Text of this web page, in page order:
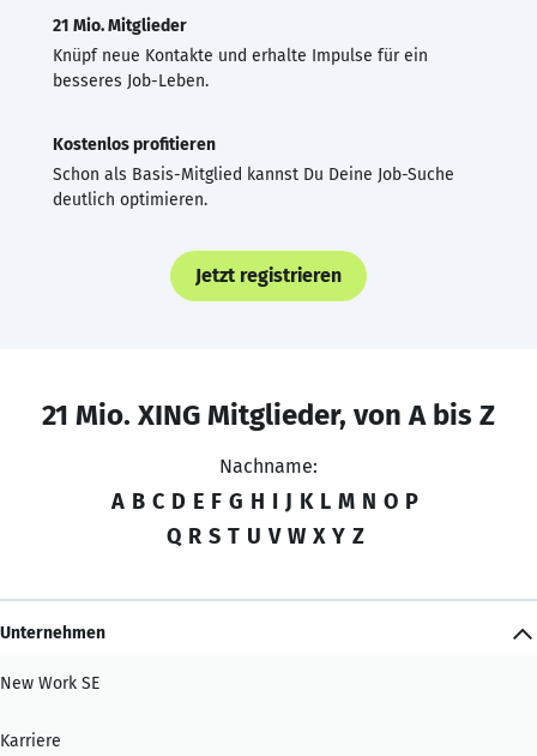
21 Mio. Mitglieder
Knüpf neue Kontakte und erhalte Impulse für ein
besseres Job-Leben.
Kostenlos profitieren
Schon als Basis-Mitglied kannst Du Deine Job-Suche
deutlich optimieren.
Jetzt registrieren
21 Mio. XING Mitglieder, von A bis Z
Nachname:
A B C D E F G H I J K L M N O P
Q R S T U V W X Y Z
Unternehmen
New Work SE
Karriere